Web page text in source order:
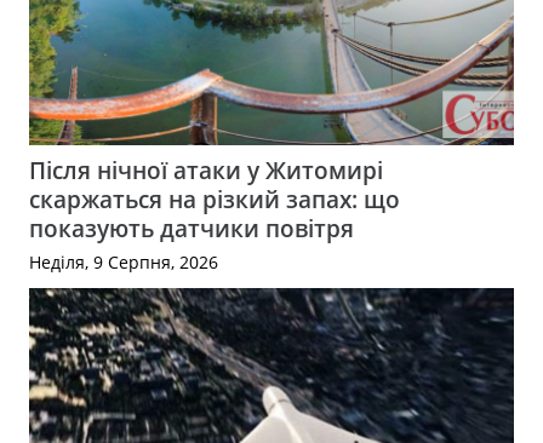
Після нічної атаки у Житомирі
скаржаться на різкий запах: що
показують датчики повітря
Неділя, 9 Серпня, 2026